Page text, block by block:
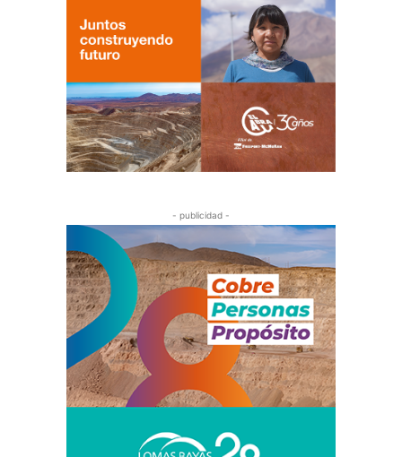
- publicidad -